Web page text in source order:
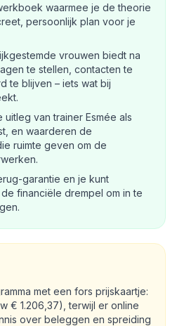
waarmee je de theorie
persoonlijk plan voor je
vrouwen biedt na
te stellen, contacten te
te blijven – iets wat bij
van trainer Esmée als
en waarderen de
ruimte geven om de
garantie en je kunt
financiële drempel om in te
met een fors prijskaartje:
€ 1.206,37), terwijl er online
over beleggen en spreiding